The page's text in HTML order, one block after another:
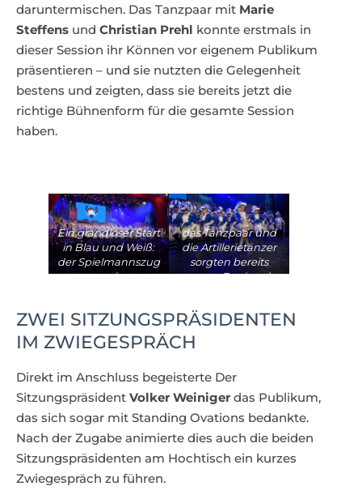
daruntermischen. Das Tanzpaar mit Marie
Steffens und Christian Prehl konnte erstmals in
dieser Session ihr Können vor eigenem Publikum
präsentieren – und sie nutzten die Gelegenheit
bestens und zeigten, dass sie bereits jetzt die
richtige Bühnenform für die gesamte Session
haben.
Ein grandioser Start
in Blau und Weiß:
der Spielmannszug
sowie
das Tanzpaar und
die Artillerietänzer
sorgten bereits
ganz zu Beginn der
Saal
ZWEI SITZUNGSPRÄSIDENTEN
IM ZWIEGESPRÄCH
Direkt im Anschluss begeisterte Der
Sitzungspräsident Volker Weiniger das Publikum,
das sich sogar mit Standing Ovations bedankte.
Nach der Zugabe animierte dies auch die beiden
Sitzungspräsidenten am Hochtisch ein kurzes
Zwiegespräch zu führen.